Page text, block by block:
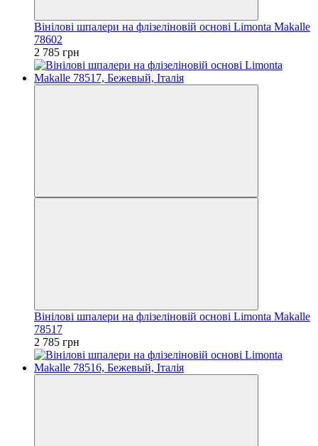
Вінілові шпалери на флізеліновій основі Limonta Makalle
78602
2 785 грн
Вінілові шпалери на флізеліновій основі Limonta Makalle
78517
2 785 грн